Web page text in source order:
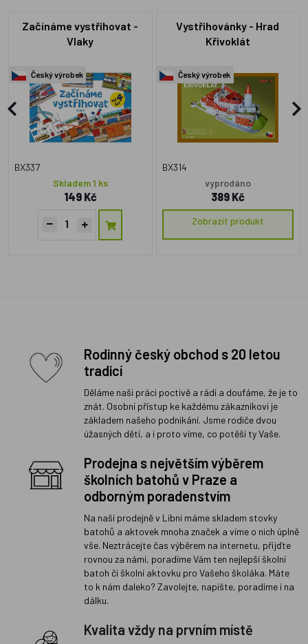
Začínáme vystřihovat -
Vlaky
Český výrobek
BX337
Skladem 1 ks
149 Kč
Vystřihovánky - Hrad
Křivoklát
Český výrobek
BX314
vyprodáno
389 Kč
Zobrazit produkt
Rodinný český obchod s 20 letou
tradicí
Děláme naši práci poctivě a rádi a doufáme, že je to
znát. Osobní přístup ke každému zákazníkovi je
základem našeho podnikání. Jsme rodiče dvou
úžasných dětí, a i proto víme, co potěší ty Vaše.
Prodejna s největším výběrem
školních batohů v Praze a
odborným poradenstvím
Na naší prodejně v Libni máme skladem stovky
batohů a aktovek mnoha značek a víme o nich úplně
vše. Neztrácejte čas výběrem na internetu, přijďte
rovnou za námi, poradíme Vám ten nejlepší školní
batoh či školní aktovku pro Vašeho školáka. Máte
to k nám daleko? Zavolejte, napište, poradíme i na
dálku.
Kvalita vždy na prvním místě